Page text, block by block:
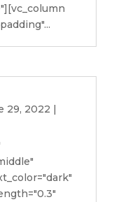
29, 2022 |